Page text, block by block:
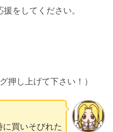
をしてください。
押し上げて下さい！）
に買いそびれた